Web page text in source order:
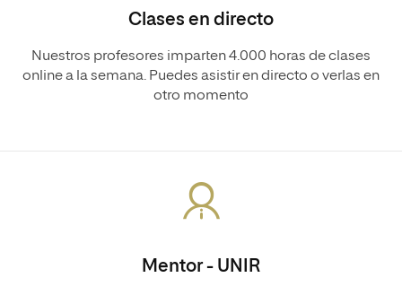
Clases en directo
Nuestros profesores imparten 4.000 horas de clases
online a la semana. Puedes asistir en directo o verlas en
otro momento
Mentor - UNIR